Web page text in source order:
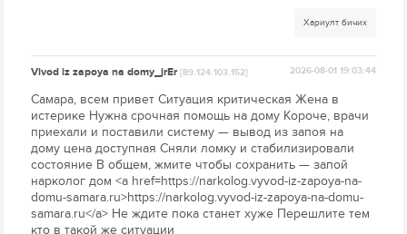
Хариулт бичих
Vivod iz zapoya na domy_jrEr[89.124.103.152] 2026-08-01 19:03:44
Самара, всем привет Ситуация критическая Жена в
истерике Нужна срочная помощь на дому Короче, врачи
приехали и поставили систему — вывод из запоя на
дому цена доступная Сняли ломку и стабилизировали
состояние В общем, жмите чтобы сохранить — запой
нарколог дом <a href=https://narkolog.vyvod-iz-zapoya-na-
domu-samara.ru>https://narkolog.vyvod-iz-zapoya-na-domu-
samara.ru</a> Не ждите пока станет хуже Перешлите тем
кто в такой же ситуации